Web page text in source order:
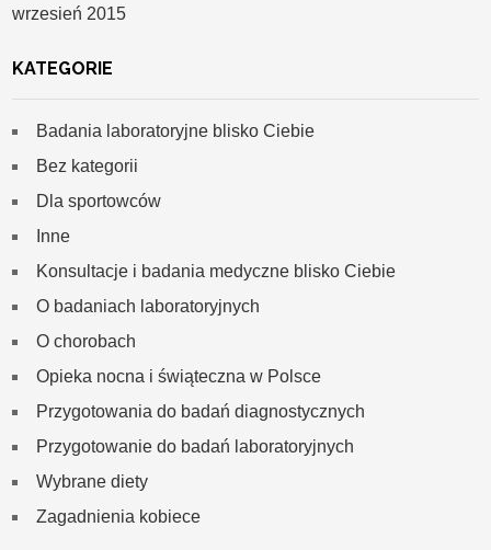
wrzesień 2015
KATEGORIE
Badania laboratoryjne blisko Ciebie
Bez kategorii
Dla sportowców
Inne
Konsultacje i badania medyczne blisko Ciebie
O badaniach laboratoryjnych
O chorobach
Opieka nocna i świąteczna w Polsce
Przygotowania do badań diagnostycznych
Przygotowanie do badań laboratoryjnych
Wybrane diety
Zagadnienia kobiece